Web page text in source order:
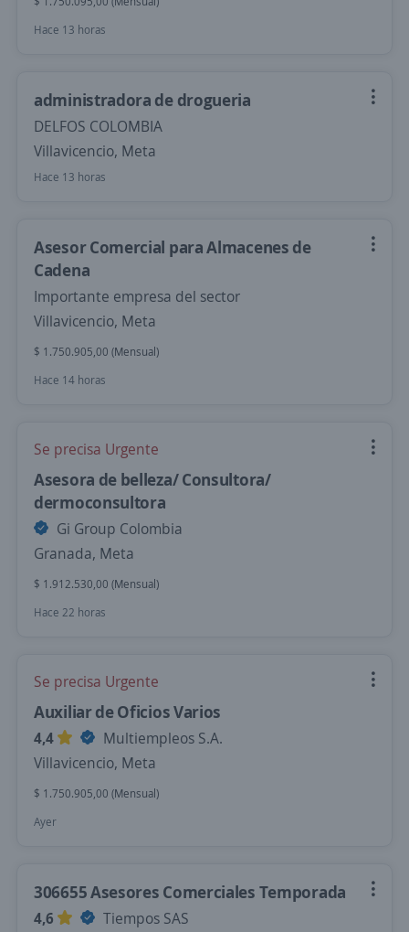
Hace 13 horas
administradora de drogueria
DELFOS COLOMBIA
Villavicencio, Meta
Hace 13 horas
Asesor Comercial para Almacenes de
Cadena
Importante empresa del sector
Villavicencio, Meta
$ 1.750.905,00 (Mensual)
Hace 14 horas
Se precisa Urgente
Asesora de belleza/ Consultora/
dermoconsultora
Gi Group Colombia
Granada, Meta
$ 1.912.530,00 (Mensual)
Hace 22 horas
Se precisa Urgente
Auxiliar de Oficios Varios
4,4
Multiempleos S.A.
Villavicencio, Meta
$ 1.750.905,00 (Mensual)
Ayer
306655 Asesores Comerciales Temporada
4,6
Tiempos SAS